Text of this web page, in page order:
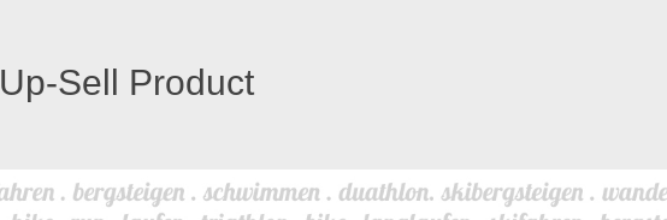
Up-Sell Product